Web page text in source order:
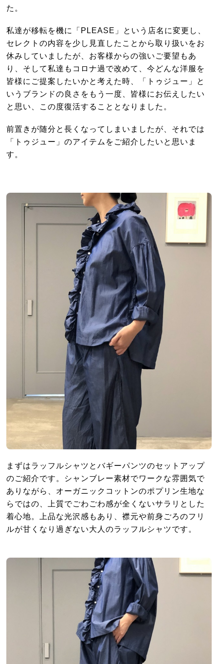
た。
私達が移転を機に「PLEASE」という店名に変更し、
セレクトの内容を少し見直したことから取り扱いをお
休みしていましたが、お客様からの強いご要望もあ
り、そして私達もコロナ過で改めて、今どんな洋服を
皆様にご提案したいかと考えた時、「トゥジュー」と
いうブランドの良さをもう一度、皆様にお伝えしたい
と思い、この度復活することとなりました。
前置きが随分と長くなってしまいましたが、それでは
「トゥジュー」のアイテムをご紹介したいと思いま
す。
まずはラッフルシャツとバギーパンツのセットアップ
のご紹介です。シャンブレー素材でワークな雰囲気で
ありながら、オーガニックコットンのポプリン生地な
らではの、上質でごわごわ感が全くないサラリとした
着心地。上品な光沢感もあり、襟元や前身ごろのフリ
ルが甘くなり過ぎない大人のラッフルシャツです。